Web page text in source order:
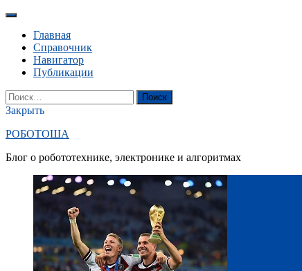
Перейти
содержанию
Главная
Справочник
Навигатор
Публикации
YouTube
Вконтакте
RSS
Поиск
Найти:
Закрыть
РОБОТОША
Блог о робототехнике, электронике и алгоритмах